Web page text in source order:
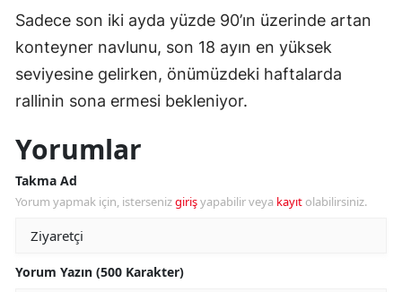
Sadece son iki ayda yüzde 90’ın üzerinde artan
konteyner navlunu, son 18 ayın en yüksek
seviyesine gelirken, önümüzdeki haftalarda
rallinin sona ermesi bekleniyor.
Yorumlar
Takma Ad
Yorum yapmak için, istersenizgirişyapabilir veya kayıt olabilirsiniz.
Yorum Yazın (500 Karakter)